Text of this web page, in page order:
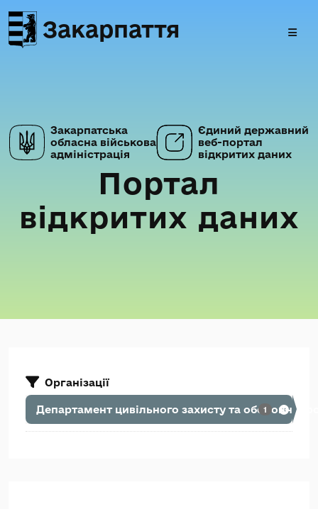
Закарпаття
Закарпатська
обласна військова
адміністрація
Єдиний державний
веб-портал
відкритих даних
Портал
відкритих даних
Організації
Департамент цивільного захисту та оборонної
1